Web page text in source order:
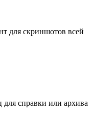
для скриншотов всей
справки или архива